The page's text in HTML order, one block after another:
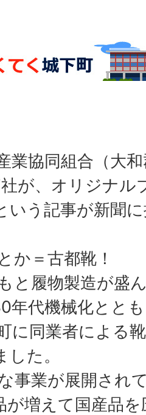
業協同組合（大
が、オリジナル
いう記事が新聞
か＝古都靴！
と履物製造が盛
年代機械化とと
に同業者による
た。
事業が展開され
が増えて国産品